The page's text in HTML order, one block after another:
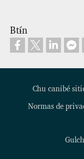
Btɨ́n
Chu canibé
Normas de